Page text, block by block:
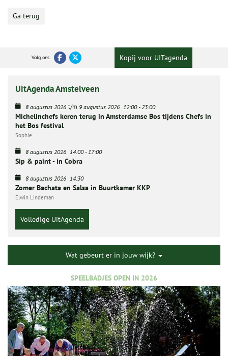
Ga terug
Volg ons Kopij voor UITagenda
UitAgenda Amstelveen
8 augustus 2026 t/m 9 augustus 2026 12:00-23:00
Michelinchefs keren terug in Amsterdamse Bos tijdens Chefs in
het Bos festival
Sophie
8 augustus 2026 14:00-17:00
Sip & paint - in Cobra
8 augustus 2026 14:30
Zomer Bachata en Salsa in Buurtkamer KKP
Elwin Lindeman
Volledige UitAgenda
Wat gebeurt er in jouw wijk?
SPEELBADJES OPEN IN 2026